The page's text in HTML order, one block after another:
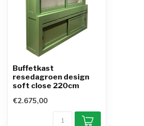
Buffetkast
resedagroen design
soft close 220cm
€2.675,00